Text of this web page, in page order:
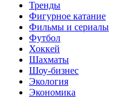
Тренды
Фигурное катание
Фильмы и сериалы
Футбол
Хоккей
Шахматы
Шоу-бизнес
Экология
Экономика